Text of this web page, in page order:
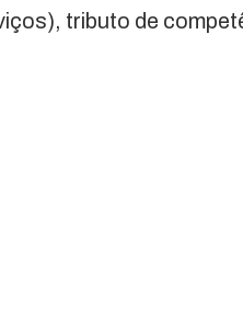
tributo de